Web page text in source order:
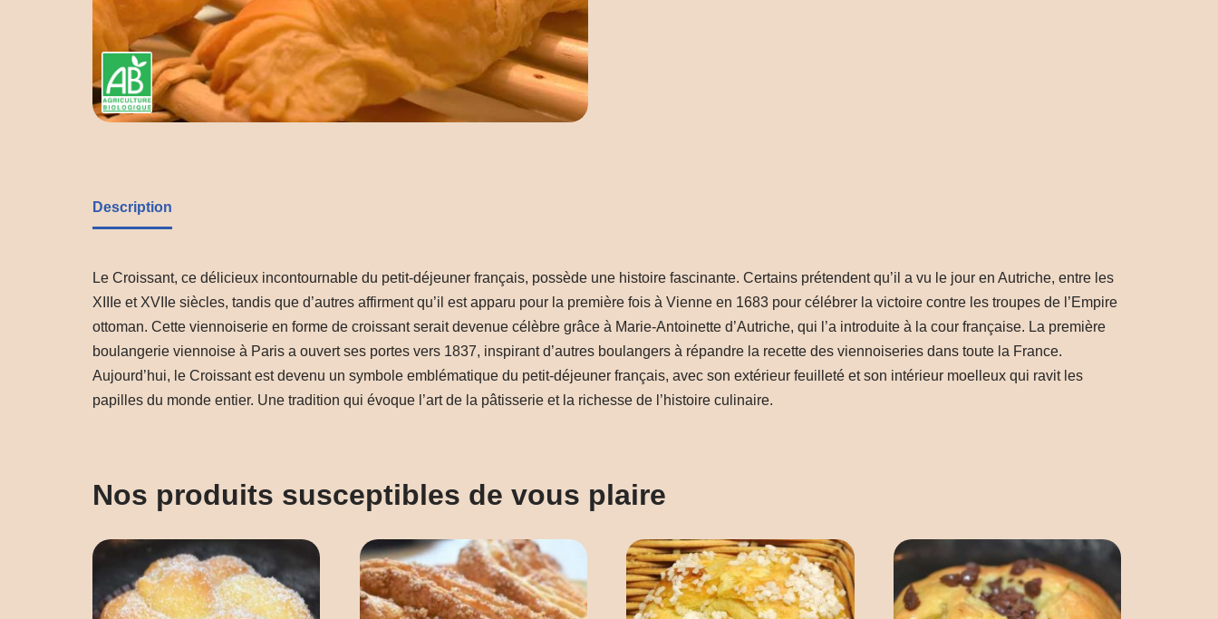
Description
Le Croissant, ce délicieux incontournable du petit-déjeuner français, possède une histoire fascinante. Certains prétendent qu’il a vu le jour en Autriche, entre les
XIIIe et XVIIe siècles, tandis que d’autres affirment qu’il est apparu pour la première fois à Vienne en 1683 pour célébrer la victoire contre les troupes de l’Empire
ottoman. Cette viennoiserie en forme de croissant serait devenue célèbre grâce à Marie-Antoinette d’Autriche, qui l’a introduite à la cour française. La première
boulangerie viennoise à Paris a ouvert ses portes vers 1837, inspirant d’autres boulangers à répandre la recette des viennoiseries dans toute la France.
Aujourd’hui, le Croissant est devenu un symbole emblématique du petit-déjeuner français, avec son extérieur feuilleté et son intérieur moelleux qui ravit les
papilles du monde entier. Une tradition qui évoque l’art de la pâtisserie et la richesse de l’histoire culinaire.
Nos produits susceptibles de vous plaire